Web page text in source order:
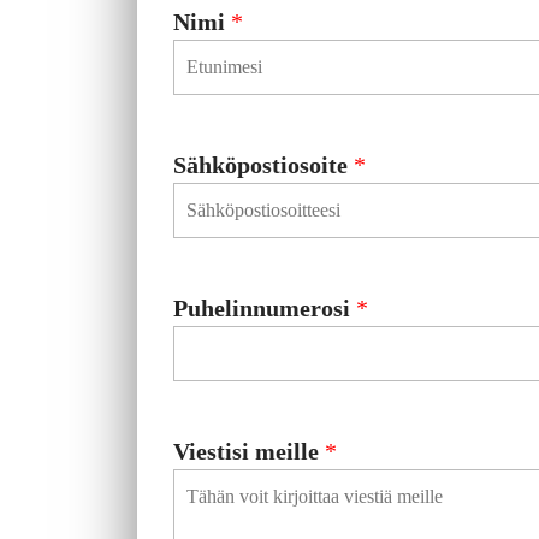
Nimi *
iSähköpostiosoite *
Puhelinnumerosi *
Viestisi meille *